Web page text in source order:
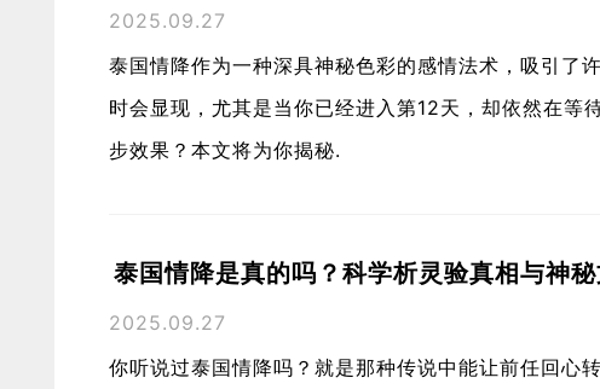
2025.09.27
泰国情降作为一种深具神秘色彩的感情法术，吸引了
时会显现，尤其是当你已经进入第12天，却依然在等
步效果？本文将为你揭秘.
泰国情降是真的吗？科学析灵验真相与神
2025.09.27
你听说过泰国情降吗？就是那种传说中能让前任回心